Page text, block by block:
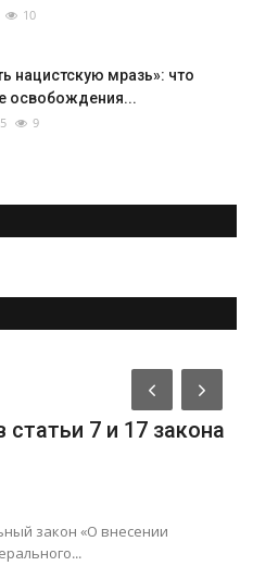
10
нацистскую мразь»: что
освобождения...
9
7 и 17 закона
закон «О внесении